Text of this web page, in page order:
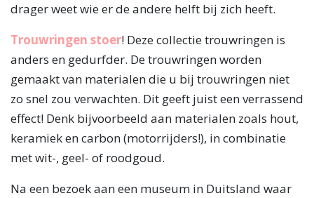
drager weet wie er de andere helft bij zich heeft.
Trouwringen stoer! Deze collectie trouwringen is
anders en gedurfder. De trouwringen worden
gemaakt van materialen die u bij trouwringen niet
zo snel zou verwachten. Dit geeft juist een verrassend
effect! Denk bijvoorbeeld aan materialen zoals hout,
keramiek en carbon (motorrijders!), in combinatie
met wit-, geel- of roodgoud.
Na een bezoek aan een museum in Duitsland waar